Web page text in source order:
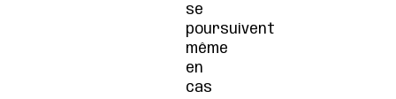
se
poursuivent
même
en
cas